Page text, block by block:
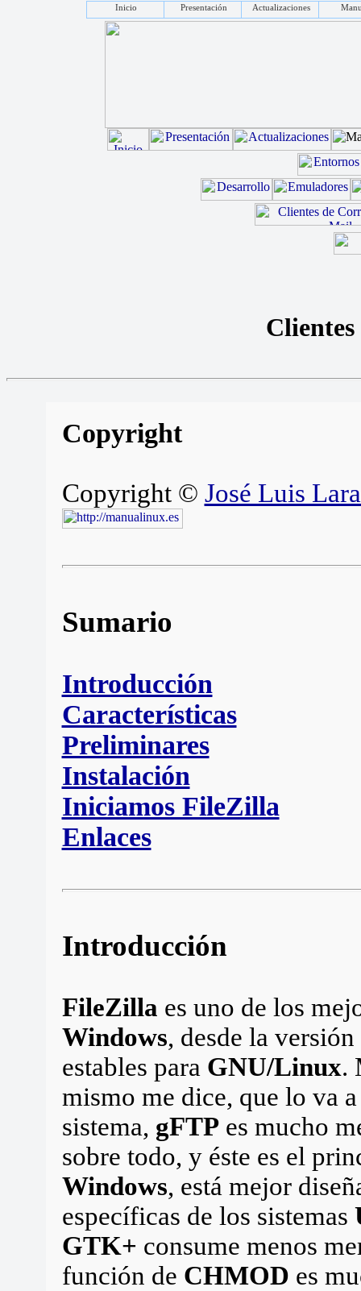
Copyright
Copyright © José Luis
Sumario
Introducción
Características
Preliminares
Instalación
Iniciamos FileZilla
Enlaces
Introducción
FileZilla es uno de los
Windows, desde la versión
estables para GNU/Linux.
mismo me dice, que lo va
sistema, gFTPes mucho
sobre todo, y éste es el
Windows, está mejor
específicas de los sistemas
GTK+ consume menos
función de CHMOD es
Inicio Presentación Actualizaciones